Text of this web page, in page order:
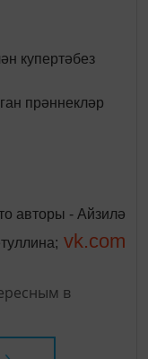
купертәбез
прәннекләр
авторы - Айзилә
vk.com
в